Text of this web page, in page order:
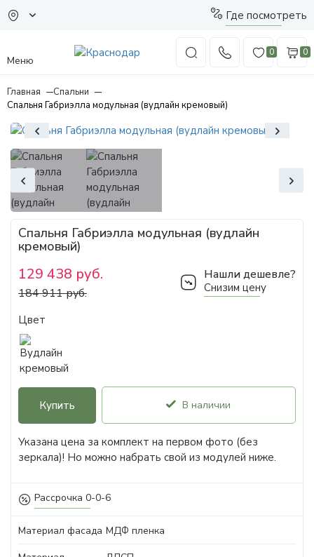
Где посмотреть
Меню
0 0
Главная
Спальни
Спальня Габриэлла модульная (вудлайн кремовый)
Рассрочка 0-0-6
Спальня Габриэлла модульная (вудлайн
кремовый)
129 438 руб.
184 911 руб.
Нашли дешевле?
Снизим цену
Цвет
Купить В наличии
Указана цена за комплект на первом фото (без
зеркала)! Но можно набрать свой из модулей ниже.
Материал фасада МДФ пленка